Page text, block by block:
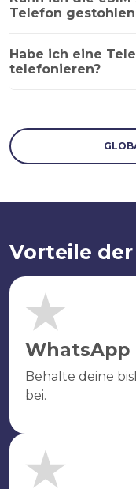
Telefon
Habe ich eine
telefonieren?
Vorteile der
WhatsApp
Behalte deine
bei.